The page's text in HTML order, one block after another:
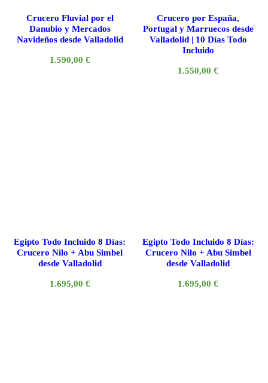
Crucero Fluvial por el
Danubio y Mercados
Navideños desde Valladolid
1.590,00 €
Crucero por España,
Portugal y Marruecos desde
Valladolid | 10 Días Todo
Incluido
1.550,00€
Egipto Todo Incluido 8 Días:
Crucero Nilo + Abu Simbel
desde Valladolid
1.695,00 €
Egipto Todo Incluido 8 Días:
Crucero Nilo + Abu Simbel
desde Valladolid
1.695,00€